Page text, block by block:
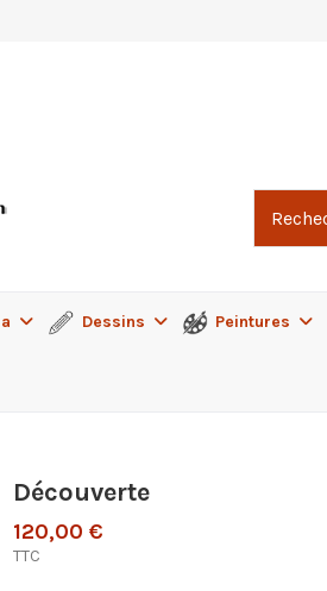
Dessins Peintures
Découverte
120,00 €
TTC